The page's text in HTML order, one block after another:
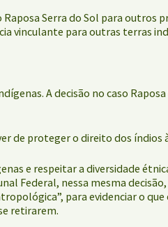
Serra do Sol para outros
vinculante para outras terras
A decisão no caso
de proteger o direito dos índios
e respeitar a diversidade
Federal, nessa mesma
para evidenciar o
retirarem.